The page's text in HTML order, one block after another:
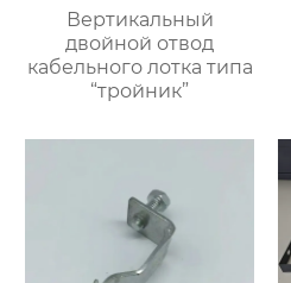
Вертикальный
двойной отвод
кабельного лотка типа
“тройник”